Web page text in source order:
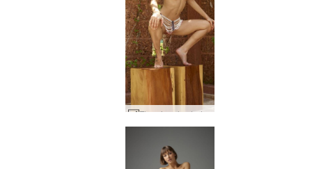
Flora jungle studio af Alya del 2 #53